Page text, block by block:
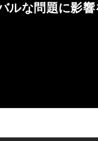
ルな問題に影